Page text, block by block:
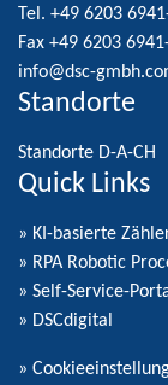
Tel. +49 6203
Fax +49 6203
info@dsc-
Standorte
Standorte D-A-CH
Quick Links
» KI-basierte
» RPA Robotic
» Self-Service-
» DSCdigital
»